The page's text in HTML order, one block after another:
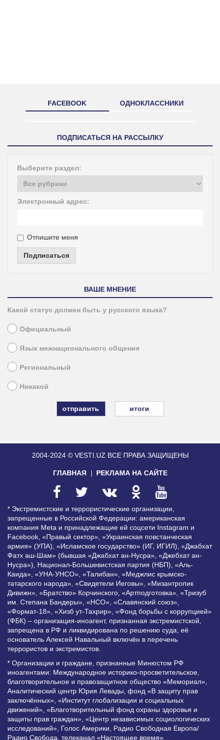
FACEBOOK ОДНОКЛАССНИКИ
ПОДПИСАТЬСЯ НА РАССЫЛКУ
Выберите раздел:
Электронный адрес:
Отпишите меня
Подписаться
ВАШЕ МНЕНИЕ
Какой статус должен быть у русского языка?
Официальный
Язык межнационального общения
Региональный
Никакой
итоги
2004-2024 © VESTI.UZ ВСЕ ПРАВА ЗАЩИЩЕНЫ
ГЛАВНАЯ РЕКЛАМА НА САЙТЕ
* Экстремистские и террористические организации,
запрещенные в Российской Федерации: американская
компания Meta и принадлежащие ей соцсети Instagram и
Facebook, «Правый сектор», «Украинская повстанческая
армия» (УПА), «Исламское государство» (ИГ, ИГИЛ), «Джабхат
Фатх аш-Шам» (бывшая «Джабхат ан-Нусра», «Джебхат ан-
Нусра»), Национал-Большевистская партия (НБП), «Аль-
Каида», «УНА-УНСО», «Талибан», «Меджлис крымско-
татарского народа», «Свидетели Иеговы», «Мизантропик
Дивижн», «Братство» Корчинского, «Артподготовка», «Тризуб
им. Степана Бандеры», «НСО», «Славянский союз»,
«Формат-18», «Хизб ут-Тахрир», «Фонд борьбы с коррупцией»
(ФБК) – организация-иноагент, признанная экстремистской,
запрещена в РФ и ликвидирована по решению суда; её
основатель Алексей Навальный включён в перечень
террористов и экстремистов.
* Организации и граждане, признанные Минюстом РФ
иноагентами: Международное историко-просветительское,
благотворительное и правозащитное общество «Мемориал»,
Аналитический центр Юрия Левады, фонд «В защиту прав
заключённых», «Институт глобализации и социальных
движений», «Благотворительный фонд охраны здоровья и
защиты прав граждан», «Центр независимых социологических
исследований», Голос Америки, Радио Свободная Европа/
Радио Свобода, телеканал «Настоящее время»,